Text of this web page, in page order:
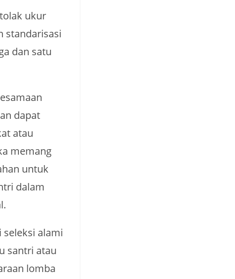
ukur
standarisasi
dan satu
dapat
atau
memang
untuk
dalam
seleksi alami
santri atau
lomba